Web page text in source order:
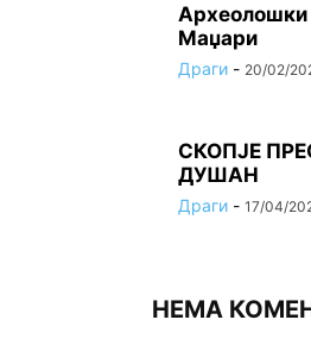
Маџари
Драги - 20/02/
СКОПЈЕ
ДУШАН
Драги - 17/04/
НЕМА